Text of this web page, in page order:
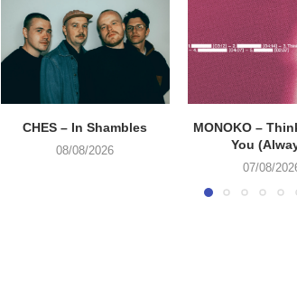
CHES – In Shambles
08/08/2026
MONOKO –
You
07/08/